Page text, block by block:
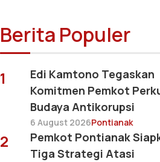
Berita Populer
1
Edi Kamtono Tegaskan
Komitmen Pemkot
Budaya Antikorupsi
6 August 2026Pontianak
2
Pemkot Pontianak
Tiga Strategi Atasi